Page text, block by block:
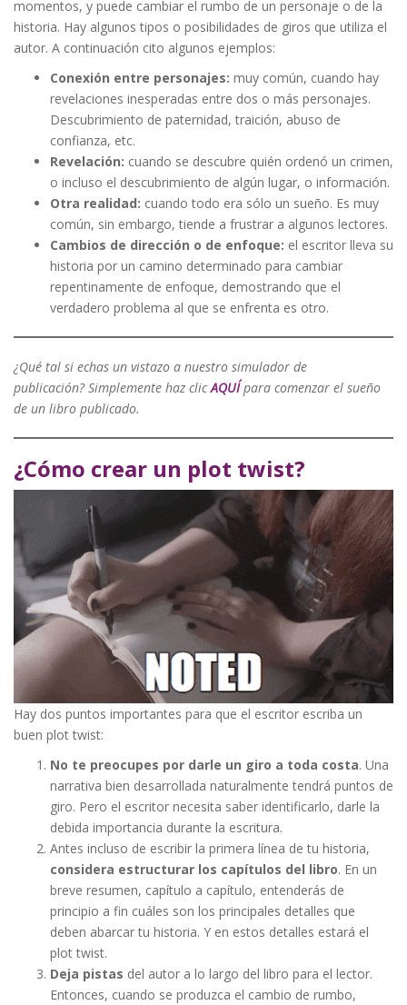
momentos, y puede cambiar el rumbo de un personaje o de la
historia. Hay algunos tipos o posibilidades de giros que utiliza el
autor. A continuación cito algunos ejemplos:
Conexión entre personajes: muy común, cuando hay
revelaciones inesperadas entre dos o más personajes.
Descubrimiento de paternidad, traición, abuso de
confianza, etc.
Revelación: cuando se descubre quién ordenó un crimen,
o incluso el descubrimiento de algún lugar, o información.
Otra realidad: cuando todo era sólo un sueño. Es muy
común, sin embargo, tiende a frustrar a algunos lectores.
Cambios de dirección o de enfoque: el escritor lleva su
historia por un camino determinado para cambiar
repentinamente de enfoque, demostrando que el
verdadero problema al que se enfrenta es otro.
¿Qué tal si echas un vistazo a nuestro simulador de
publicación? Simplemente haz clicAQUÍ para comenzar el sueño
de un libro publicado.
¿Cómo crear un plot twist?
Hay dos puntos importantes para que el escritor escriba un
buen plot twist:
No te preocupes por darle un giro a toda costa. Una
narrativa bien desarrollada naturalmente tendrá puntos de
giro. Pero el escritor necesita saber identificarlo, darle la
debida importancia durante la escritura.
Antes incluso de escribir la primera línea de tu historia,
considera estructurar los capítulos del libro. En un
breve resumen, capítulo a capítulo, entenderás de
principio a fin cuáles son los principales detalles que
deben abarcar tu historia. Y en estos detalles estará el
plot twist.
Deja pistas del autor a lo largo del libro para el lector.
Entonces, cuando se produzca el cambio de rumbo,